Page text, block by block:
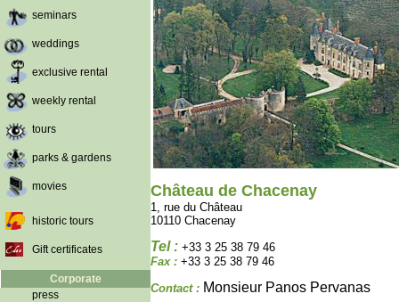
seminars
weddings
exclusive rental
weekly rental
tours
parks & gardens
movies
historic tours
Gift certificates
Corporate
press
Château de Chacenay
1, rue du Château
10110 Chacenay
Tel : +33 3 25 38 79 46
Fax : +33 3 25 38 79 46
Contact : Monsieur Panos Pervanas